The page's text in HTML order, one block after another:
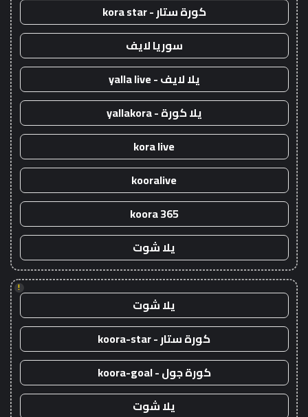
كورة ستار - kora star
سوريا لايف
يلا لايف - yalla live
يلا كورة - yallakora
kora live
kooralive
koora 365
يلا شوت
!
يلا شوت
كورة ستار - koora-star
كورة جول - koora-goal
يلا شوت